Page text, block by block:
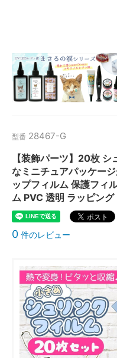
型番 28467-G
【装飾パーツ】20枚
なミニチュアパッケー
ップフィルム 保護フィ
ム PVC 透明 ラッピング
0 件のレビュー